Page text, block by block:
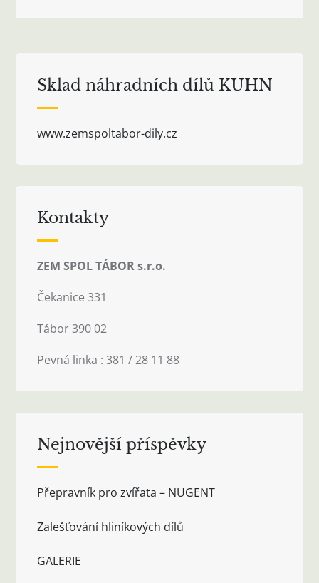
Sklad náhradních dílů KUHN
www.zemspoltabor-dily.cz
Kontakty
ZEM SPOL TÁBOR s.r.o.
Čekanice 331
Tábor 390 02
Pevná linka : 381 / 28 11 88
Nejnovější příspěvky
Přepravník pro zvířata – NUGENT
Zalešťování hliníkových dílů
GALERIE